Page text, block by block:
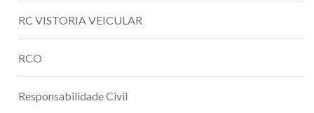
RC VISTORIA VEICULAR
RCO
Responsabilidade Civil